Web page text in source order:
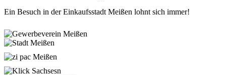
Ein Besuch in der Einkaufsstadt Meißen lohnt sich immer!